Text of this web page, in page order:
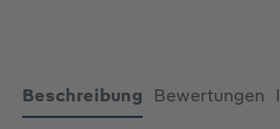
Beschreibung Bewertungen